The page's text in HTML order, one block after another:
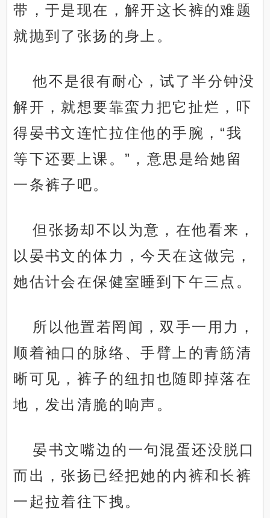
带，于是现在，解开这长裤的难题
就抛到了张扬的身上。
他不是很有耐心，试了半分钟没
解开，就想要靠蛮力把它扯烂，吓
得晏书文连忙拉住他的手腕，“我
等下还要上课。”，意思是给她留
一条裤子吧。
但张扬却不以为意，在他看来，
以晏书文的体力，今天在这做完，
她估计会在保健室睡到下午三点。
所以他置若罔闻，双手一用力，
顺着袖口的脉络、手臂上的青筋清
晰可见，裤子的纽扣也随即掉落在
地，发出清脆的响声。
晏书文嘴边的一句混蛋还没脱口
而出，张扬已经把她的内裤和长裤
一起拉着往下拽。